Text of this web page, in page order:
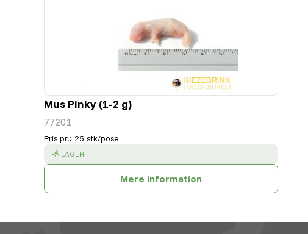
Mus Pinky (1-2 g)
77201
Pris pr.: 25 stk/pose
SUCCESS
PÅ LAGER
Mere information